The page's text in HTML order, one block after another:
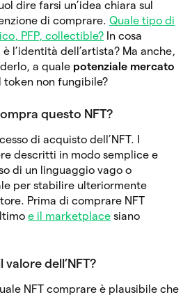
dire farsi un’idea chiara sul
di comprare. Quale tipo di
PFP, collectible? In cosa
è l’identità dell’artista? Ma anche,
a quale potenziale mercato
token non fungibile?
questo NFT?
di acquisto dell’NFT. I
descritti in modo semplice e
di un linguaggio vago o
per stabilire ulteriormente
Prima di comprare NFT
e il marketplace siano
dell’NFT?
NFT comprare è plausibile che